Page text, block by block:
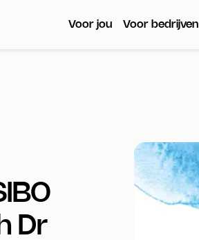
Voor jou Voor bedrijven
Dr